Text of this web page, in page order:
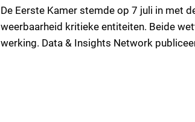
De Eerste Kamer stemde op 7 juli in met
weerbaarheid kritieke entiteiten. Beide
werking. Data & Insights Network